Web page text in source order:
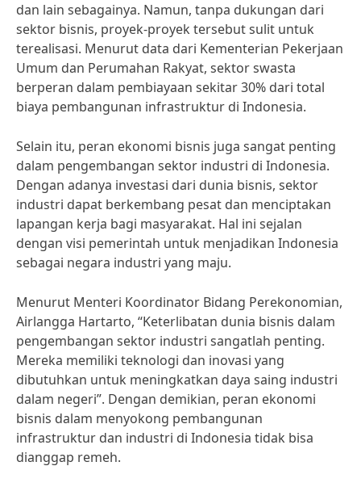
dan lain sebagainya. Namun, tanpa dukungan dari
sektor bisnis, proyek-proyek tersebut sulit untuk
terealisasi. Menurut data dari Kementerian Pekerjaan
Umum dan Perumahan Rakyat, sektor swasta
berperan dalam pembiayaan sekitar 30% dari total
biaya pembangunan infrastruktur di Indonesia.
Selain itu, peran ekonomi bisnis juga sangat penting
dalam pengembangan sektor industri di Indonesia.
Dengan adanya investasi dari dunia bisnis, sektor
industri dapat berkembang pesat dan menciptakan
lapangan kerja bagi masyarakat. Hal ini sejalan
dengan visi pemerintah untuk menjadikan Indonesia
sebagai negara industri yang maju.
Menurut Menteri Koordinator Bidang Perekonomian,
Airlangga Hartarto, “Keterlibatan dunia bisnis dalam
pengembangan sektor industri sangatlah penting.
Mereka memiliki teknologi dan inovasi yang
dibutuhkan untuk meningkatkan daya saing industri
dalam negeri”. Dengan demikian, peran ekonomi
bisnis dalam menyokong pembangunan
infrastruktur dan industri di Indonesia tidak bisa
dianggap remeh.